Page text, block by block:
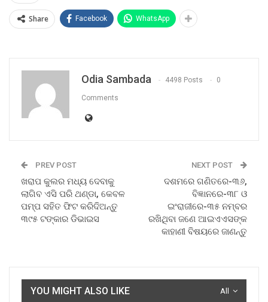
Share Facebook WhatsApp
Odia Sambada 4498 Posts 0
Comments
PREV POST
ଖରାପ କୁଲର ମଧ୍ୟ ଦେବାକୁ
ଲାଗିବ ଏସି ପରି ଥଣ୍ଡା, କେବଳ
ପମ୍ପ ସହିତ ଫିଟ କରିଦିଅନ୍ତୁ
୩୯୫ ଟଙ୍କାର ଡିଭାଇସ
NEXT POST
ଦଶମରେ ଗଣିତରେ-୩୬,
ବିଜ୍ଞାନରେ-୩୮ ଓ
ଇଂରାଜୀରେ-୩୫ ନମ୍ବର
ରଖିଥିବା ଜଣେ ଆଇଏଏସଙ୍କ
କାହାଣୀ ବିଷୟରେ ଜାଣନ୍ତୁ
All
YOU MIGHT ALSO LIKE